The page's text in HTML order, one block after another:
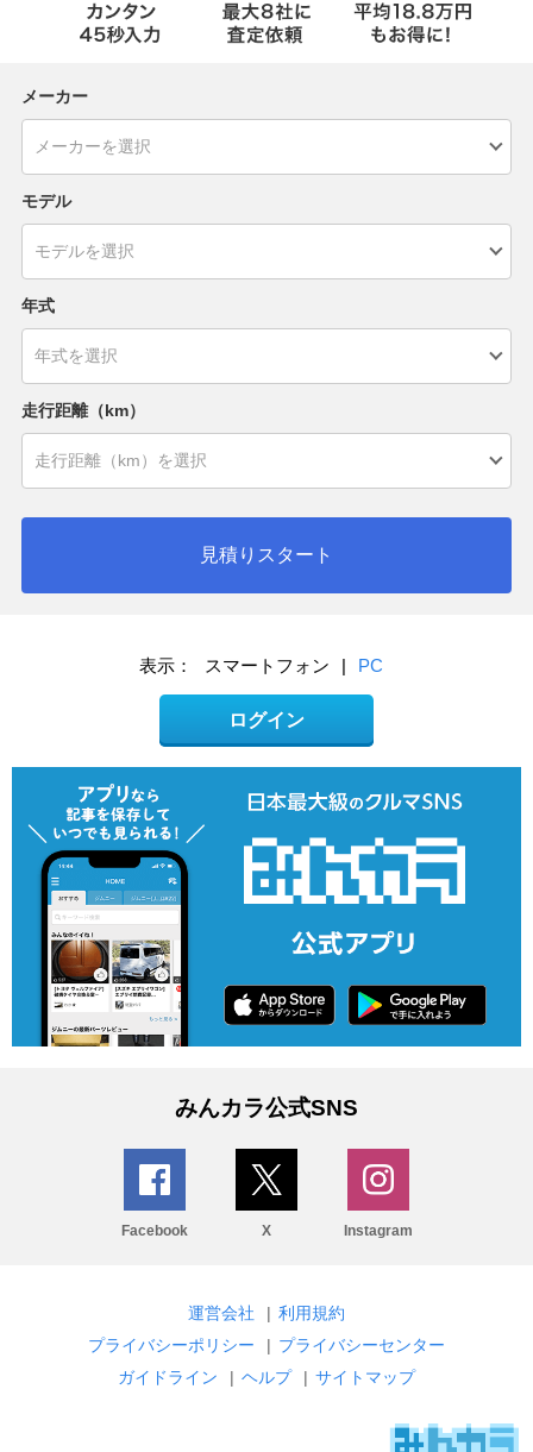
メーカー
モデル
年式
走行距離（km）
見積りスタート
表示： スマートフォン PC
ログイン
みんカラ公式SNS
Facebook X Instagram
運営会社 | 利用規約
プライバシーポリシー
| プライバシーセンター
ガイドライン
| ヘルプ | サイトマップ